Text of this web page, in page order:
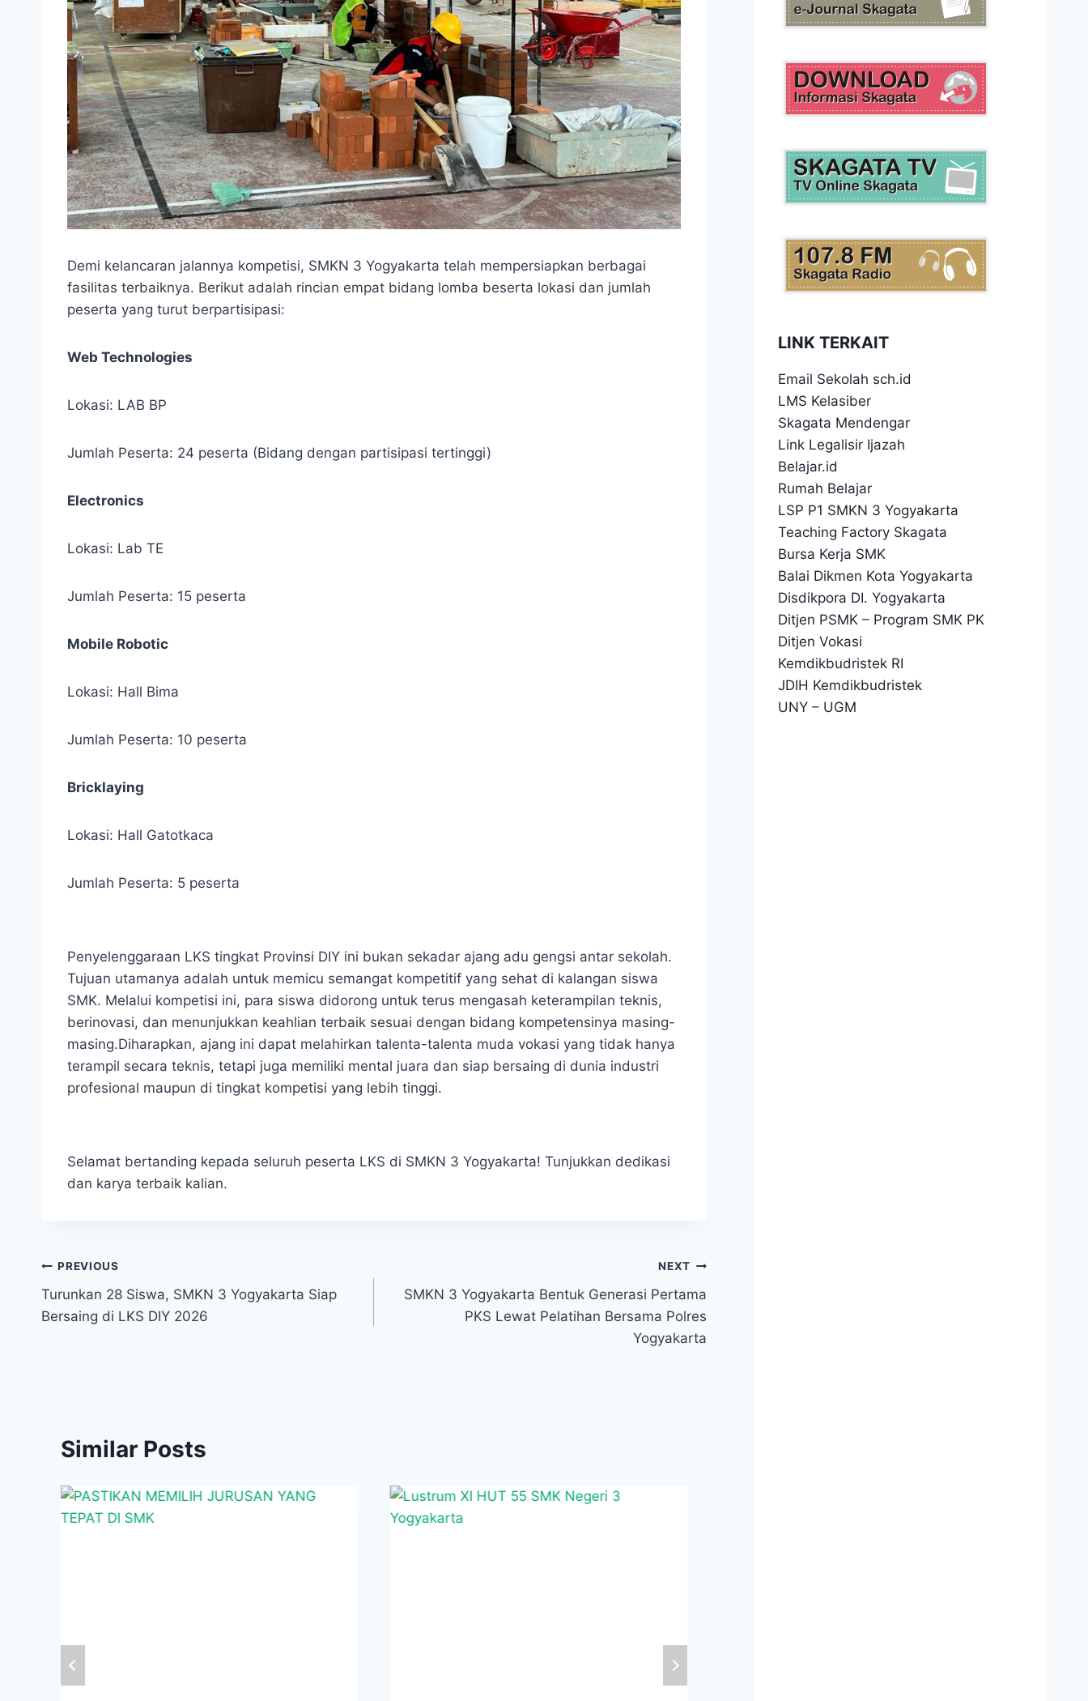
Demi kelancaran jalannya kompetisi, SMKN 3 Yogyakarta telah mempersiapkan berbagai
fasilitas terbaiknya. Berikut adalah rincian empat bidang lomba beserta lokasi dan jumlah
peserta yang turut berpartisipasi:
Web Technologies
Lokasi: LAB BP
Jumlah Peserta: 24 peserta (Bidang dengan partisipasi tertinggi)
Electronics
Lokasi: Lab TE
Jumlah Peserta: 15 peserta
Mobile Robotic
Lokasi: Hall Bima
Jumlah Peserta: 10 peserta
Bricklaying
Lokasi: Hall Gatotkaca
Jumlah Peserta: 5 peserta
Penyelenggaraan LKS tingkat Provinsi DIY ini bukan sekadar ajang adu gengsi antar sekolah.
Tujuan utamanya adalah untuk memicu semangat kompetitif yang sehat di kalangan siswa
SMK. Melalui kompetisi ini, para siswa didorong untuk terus mengasah keterampilan teknis,
berinovasi, dan menunjukkan keahlian terbaik sesuai dengan bidang kompetensinya masing-
masing.Diharapkan, ajang ini dapat melahirkan talenta-talenta muda vokasi yang tidak hanya
terampil secara teknis, tetapi juga memiliki mental juara dan siap bersaing di dunia industri
profesional maupun di tingkat kompetisi yang lebih tinggi.
Selamat bertanding kepada seluruh peserta LKS di SMKN 3 Yogyakarta! Tunjukkan dedikasi
dan karya terbaik kalian.
Navigasi
pos
PREVIOUS
Turunkan 28 Siswa, SMKN 3 Yogyakarta Siap
Bersaing di LKS DIY 2026
NEXT
SMKN 3 Yogyakarta Bentuk Generasi Pertama
PKS Lewat Pelatihan Bersama Polres
Yogyakarta
Similar Posts
LINK TERKAIT
Email Sekolah sch.id
LMS Kelasiber
Skagata Mendengar
Link Legalisir Ijazah
Belajar.id
Rumah Belajar
LSP P1 SMKN 3 Yogyakarta
Teaching Factory Skagata
Bursa Kerja SMK
Balai Dikmen Kota Yogyakarta
Disdikpora DI. Yogyakarta
Ditjen PSMK– Program SMK PK
Ditjen Vokasi
Kemdikbudristek RI
JDIH Kemdikbudristek
UNY– UGM